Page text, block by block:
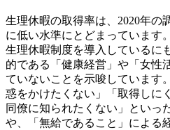
生理休暇の取得率は、2020年の
に低い水準にとどまっています
生理休暇制度を導入しているに
的である「健康経営」や「女性
ていないことを示唆しています
惑をかけたくない」「取得しに
同僚に知られたくない」といっ
や、「無給であること」による